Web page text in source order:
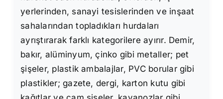
yerlerinden, sanayi tesislerinden ve inşaat
sahalarından topladıkları hurdaları
ayrıştırarak farklı kategorilere ayırır. Demir,
bakır, alüminyum, çinko gibi metaller; pet
şişeler, plastik ambalajlar, PVC borular gibi
plastikler; gazete, dergi, karton kutu gibi